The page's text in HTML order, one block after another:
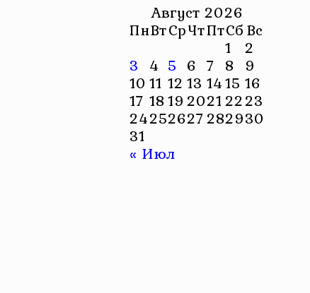
Август 2026
ПнВтСрЧтПтСбВс
1 2
3 4 5 6 7 8 9
10 11 12 13 1415 16
17 181920212223
24252627282930
31
« Июл